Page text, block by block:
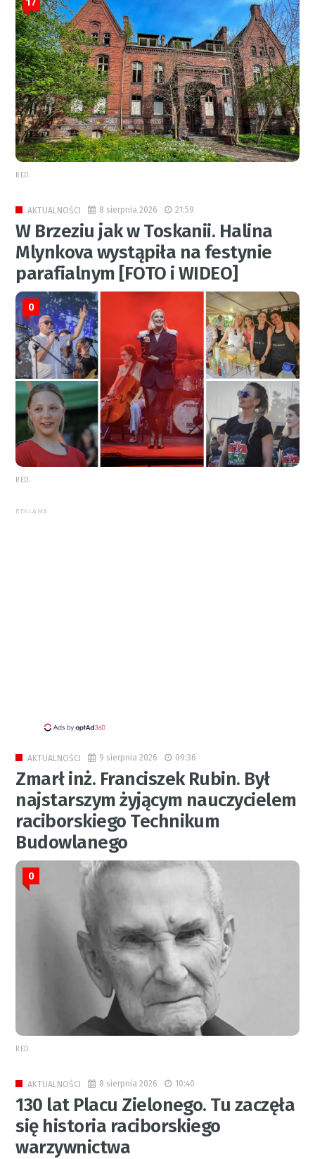
RED.
AKTUALNOŚCI 8 sierpnia 2026 21:59
W Brzeziu jak w Toskanii. Halina
Mlynkova wystąpiła na festynie
parafialnym [FOTO i WIDEO]
0
RED.
REKLAMA
AKTUALNOŚCI 9 sierpnia 2026 09:36
Zmarł inż. Franciszek Rubin. Był
najstarszym żyjącym nauczycielem
raciborskiego Technikum
Budowlanego
0
RED.
AKTUALNOŚCI 8 sierpnia 2026 10:40
130 lat Placu Zielonego. Tu zaczęła
się historia raciborskiego
warzywnictwa